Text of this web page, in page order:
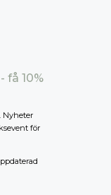
få 10%
Nyheter
för